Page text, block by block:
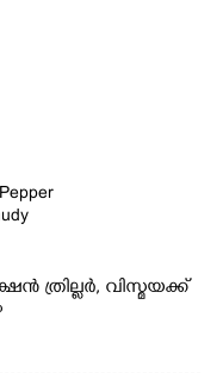
ത്രില്ലർ,​ വിസ്മയക്ക്